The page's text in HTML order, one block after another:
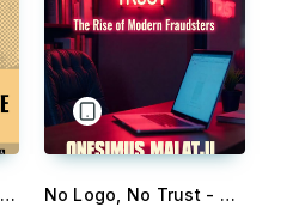
Jonestown o morte: il Tempio del Popolo, dal “socialismo cristiano” al suicidio di massa No Logo, No Trust - The Rise of Modern Fraudsters